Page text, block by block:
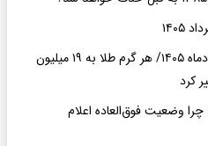
قیمت طلا و سکه امروز ۱۷ مردادماه ۱۴۰۵/ هر گرم طلا به ۱۹ میلیون
کرد
وضعیت فوق‌العاده اعلام